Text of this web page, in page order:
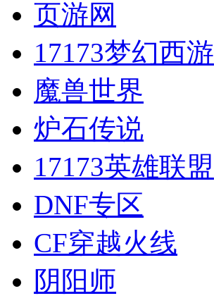
页游网
17173梦幻西游
魔兽世界
炉石传说
17173英雄联盟
DNF专区
CF穿越火线
阴阳师